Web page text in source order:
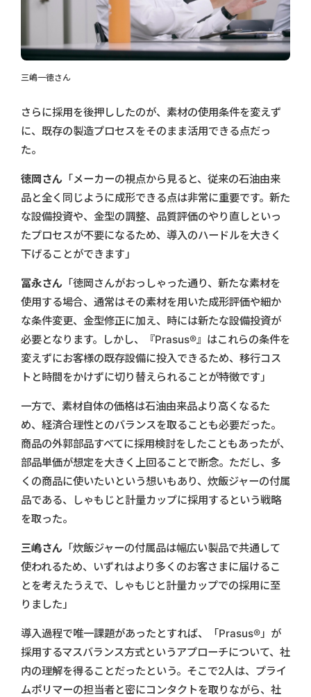
三嶋一徳さん
さらに採用を後押ししたのが、素材の使用条件を変えず
に、既存の製造プロセスをそのまま活用できる点だっ
た。
徳岡さん 「メーカーの視点から見ると、従来の石油由来
品と全く同じように成形できる点は非常に重要です。新た
な設備投資や、金型の調整、品質評価のやり直しといっ
たプロセスが不要になるため、導入のハードルを大きく
下げることができます」
冨永さん 「徳岡さんがおっしゃった通り、新たな素材を
使用する場合、通常はその素材を用いた成形評価や細か
な条件変更、金型修正に加え、時には新たな設備投資が
必要となります。しかし、『Prasus®』はこれらの条件を
変えずにお客様の既存設備に投入できるため、移行コス
トと時間をかけずに切り替えられることが特徴です」
一方で、素材自体の価格は石油由来品より高くなるた
め、経済合理性とのバランスを取ることも必要だった。
商品の外郭部品すべてに採用検討をしたこともあったが、
部品単価が想定を大きく上回ることで断念。ただし、多
くの商品に使いたいという想いもあり、炊飯ジャーの付属
品である、しゃもじと計量カップに採用するという戦略
を取った。
三嶋さん 「炊飯ジャーの付属品は幅広い製品で共通して
使われるため、いずれはより多くのお客さまに届けるこ
とを考えたうえで、しゃもじと計量カップでの採用に至
りました」
導入過程で唯一課題があったとすれば、「Prasus®」が
採用するマスバランス方式というアプローチについて、社
内の理解を得ることだったという。そこで2人は、プライ
ムポリマーの担当者と密にコンタクトを取りながら、社